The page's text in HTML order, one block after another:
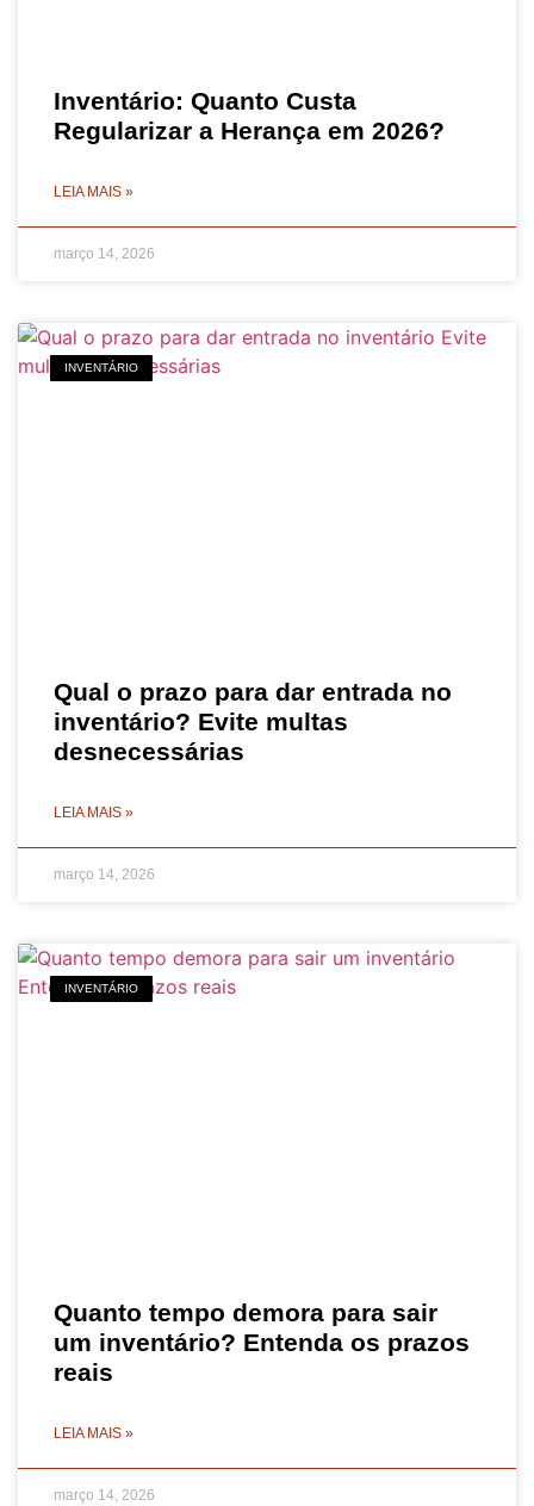
Inventário: Quanto Custa
Regularizar a Herança em 2026?
LEIA MAIS »
março 14, 2026
INVENTÁRIO
Qual o prazo para dar entrada no
inventário? Evite multas
desnecessárias
LEIA MAIS »
março 14, 2026
INVENTÁRIO
Quanto tempo demora para sair
um inventário? Entenda os prazos
reais
LEIA MAIS »
março 14, 2026